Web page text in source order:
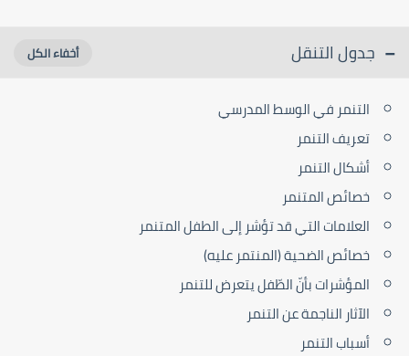
جدول التنقل
التنمر في الوسط المدرسي
تعريف التنمر
أشكال التنمر
خصائص المتنمر
العلامات التي قد تؤشر إلى الطفل المتنمر
خصائص الضحية (المنتمر عليه)
المؤشرات بأنّ الطّفل يتعرض للتنمر
الآثار الناجمة عن التنمر
أسباب التنمر